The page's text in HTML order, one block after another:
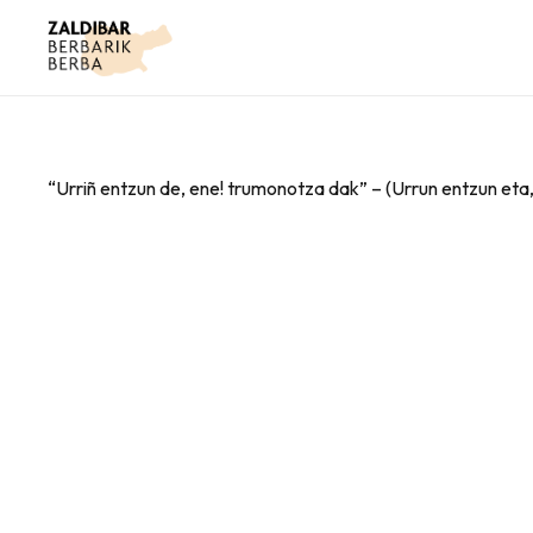
“Urriñ entzun de, ene! trumonotza dak” – (Urrun entzun